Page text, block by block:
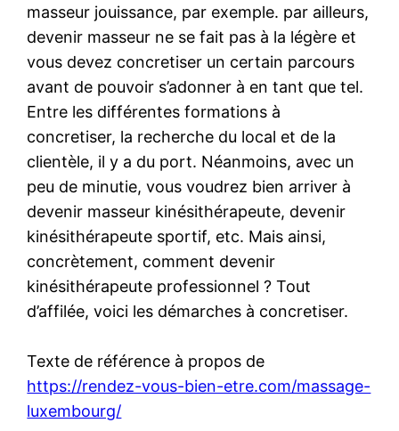
masseur jouissance, par exemple. par ailleurs,
devenir masseur ne se fait pas à la légère et
vous devez concretiser un certain parcours
avant de pouvoir s’adonner à en tant que tel.
Entre les différentes formations à
concretiser, la recherche du local et de la
clientèle, il y a du port. Néanmoins, avec un
peu de minutie, vous voudrez bien arriver à
devenir masseur kinésithérapeute, devenir
kinésithérapeute sportif, etc. Mais ainsi,
concrètement, comment devenir
kinésithérapeute professionnel ? Tout
d’affilée, voici les démarches à concretiser.
Texte de référence à propos de
https://rendez-vous-bien-etre.com/massage-
luxembourg/